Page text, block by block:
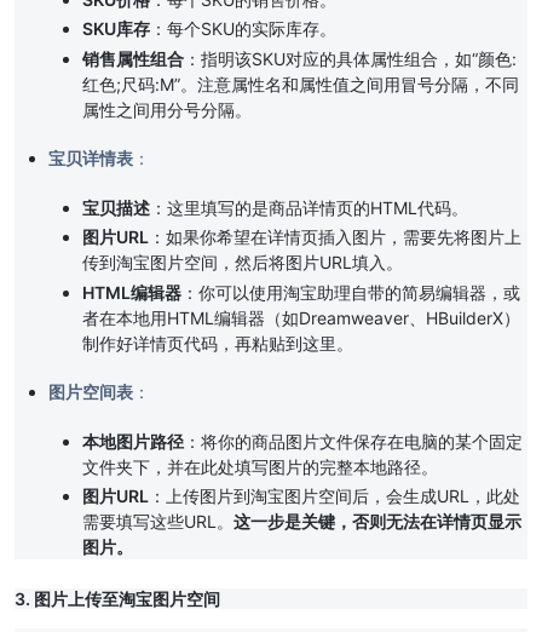
SKU库存 ：每个SKU的实际库存。
销售属性组合 ：指明该SKU对应的具体属性组合，如“颜色:
红色;尺码:M”。注意属性名和属性值之间用冒号分隔，不同
属性之间用分号分隔。
宝贝详情表 ：
宝贝描述 ：这里填写的是商品详情页的HTML代码。
图片URL ：如果你希望在详情页插入图片，需要先将图片上
传到淘宝图片空间，然后将图片URL填入。
HTML编辑器 ：你可以使用淘宝助理自带的简易编辑器，或
者在本地用HTML编辑器（如Dreamweaver、HBuilderX）
制作好详情页代码，再粘贴到这里。
图片空间表 ：
本地图片路径 ：将你的商品图片文件保存在电脑的某个固定
文件夹下，并在此处填写图片的完整本地路径。
图片URL ：上传图片到淘宝图片空间后，会生成URL，此处
需要填写这些URL。 这一步是关键，否则无法在详情页显示
图片。
3. 图片上传至淘宝图片空间